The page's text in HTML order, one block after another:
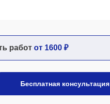
работ от 1600 ₽
Бесплатная консультация